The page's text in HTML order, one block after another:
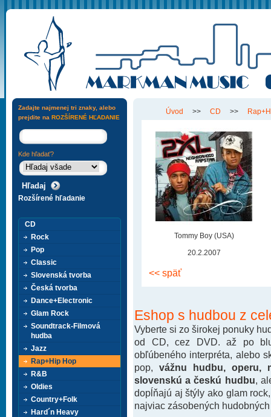
Úvod >> CD >>
Tommy Boy (USA)
20.2.2007
<< späť
Eshop s hudbou z
Vyberte si zo širokej ponuky
od CD, cez DVD. až po
obľúbeného interpréta, alebo
pop, vážnu hudbu, operu,
slovenskú a českú hudbu ,
dopĺňajú aj štýly ako glam
najviac zásobených
Zadajte najmenej tri znaky, alebo
prejdite na ROZŠÍRENÉ HĽADANIE
Kde hľadať?
Rozšírené hľadanie
CD
Rock
Pop
Classic
Slovenská tvorba
Česká tvorba
Dance+Electronic
Glam Rock
Soundtrack-Filmová
hudba
Jazz
Rap+Hip Hop
R&B
Oldies
Country+Folk
Hard´n Heavy